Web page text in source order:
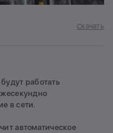
Скачать
работать
в сети.
автоматическое